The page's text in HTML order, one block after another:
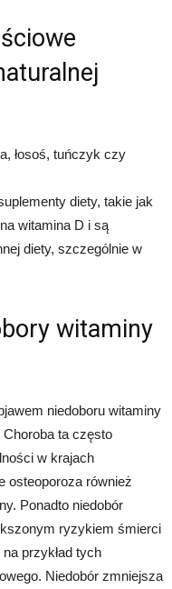
łosoś, tuńczyk czy
diety, takie jak
witamina D i są
diety, szczególnie w
witaminy
niedoboru witaminy
ta często
w krajach
osteoporoza również
Ponadto niedobór
ryzykiem śmierci
przykład tych
Niedobór zmniejsza